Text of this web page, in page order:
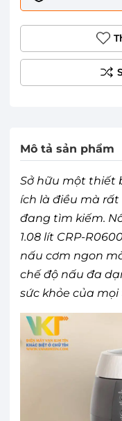
Mô tả sản phẩm
Sở hữu một thiết
ích là điều mà
đang tìm kiếm.
1.08 lít CRP-
nấu cơm ngon
chế độ nấu đa
sức khỏe của